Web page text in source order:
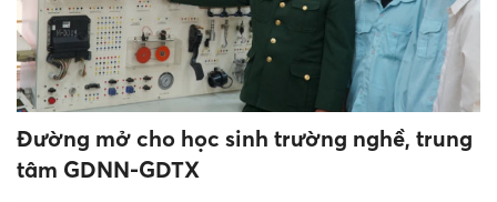
Đường mở cho học sinh trường nghề, trung
tâm GDNN-GDTX